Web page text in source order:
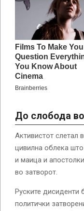
До слобода
Активистот слетал
цивилна облека
и маица и
во затворот.
Руските дисиденти
политички